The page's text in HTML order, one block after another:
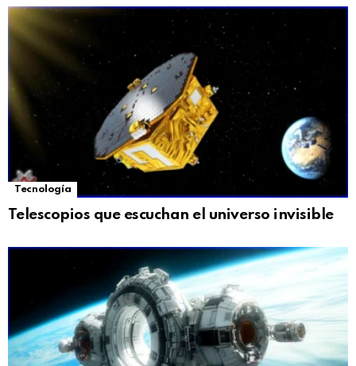
Tecnología
Telescopios que escuchan el universo invisible